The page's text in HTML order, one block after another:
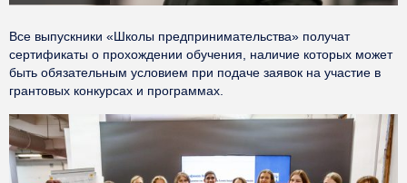
Все выпускники «Школы предпринимательства» получат
сертификаты о прохождении обучения, наличие которых может
быть обязательным условием при подаче заявок на участие в
грантовых конкурсах и программах.